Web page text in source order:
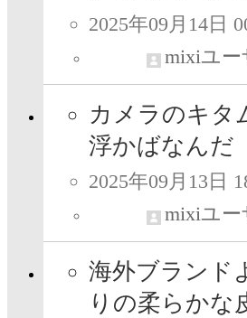
2025年09月14日
mixiユー
カメラのキタ
浮かばなんだ
2025年09月13日
mixiユー
海外ブランド
りの柔らかな